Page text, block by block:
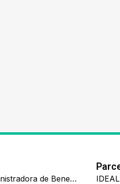
Ide.all Administradora de Benefícios